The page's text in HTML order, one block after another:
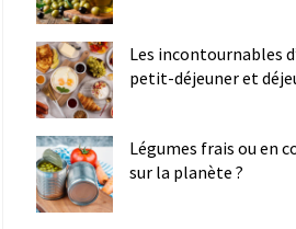
Les incontournables
petit-déjeuner et
Légumes frais ou en
sur la planète ?